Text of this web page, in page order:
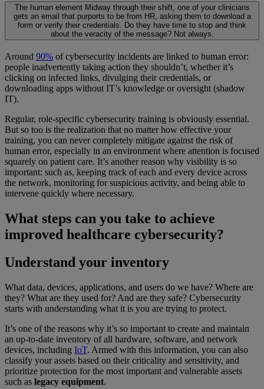
The human element Midway through their shift, one of your clinicians
gets an email that purports to be from HR, asking them to download a
form or verify their credentials. Do they have time to stop and think
about the veracity of the message? Not always.
Around 90% of cybersecurity incidents are linked to human error:
people inadvertently taking action they shouldn’t, whether it’s
clicking on infected links, divulging their credentials, or
downloading apps without IT’s knowledge or oversight (shadow
IT).
Regular, role-specific cybersecurity training is obviously essential.
But so too is the realization that no matter how effective your
training, you can never completely mitigate against the risk of
human error, especially in an environment where attention is focused
squarely on patient care. It’s another reason why visibility is so
important: such as, keeping track of each and every device across
the network, monitoring for suspicious activity, and being able to
intervene quickly where necessary.
What steps can you take to achieve
improved healthcare cybersecurity?
Understand your inventory
What data, devices, applications, and users do we have? Where are
they? What are they used for? And are they safe? Cybersecurity
starts with understanding what it is you are trying to protect.
It’s one of the reasons why it’s so important to create and maintain
an up-to-date inventory of all hardware, software, and network
devices, including IoT. Armed with this information, you can also
classify your assets based on their criticality and sensitivity, and
prioritize protection for the most important and vulnerable assets
such as legacy equipment.